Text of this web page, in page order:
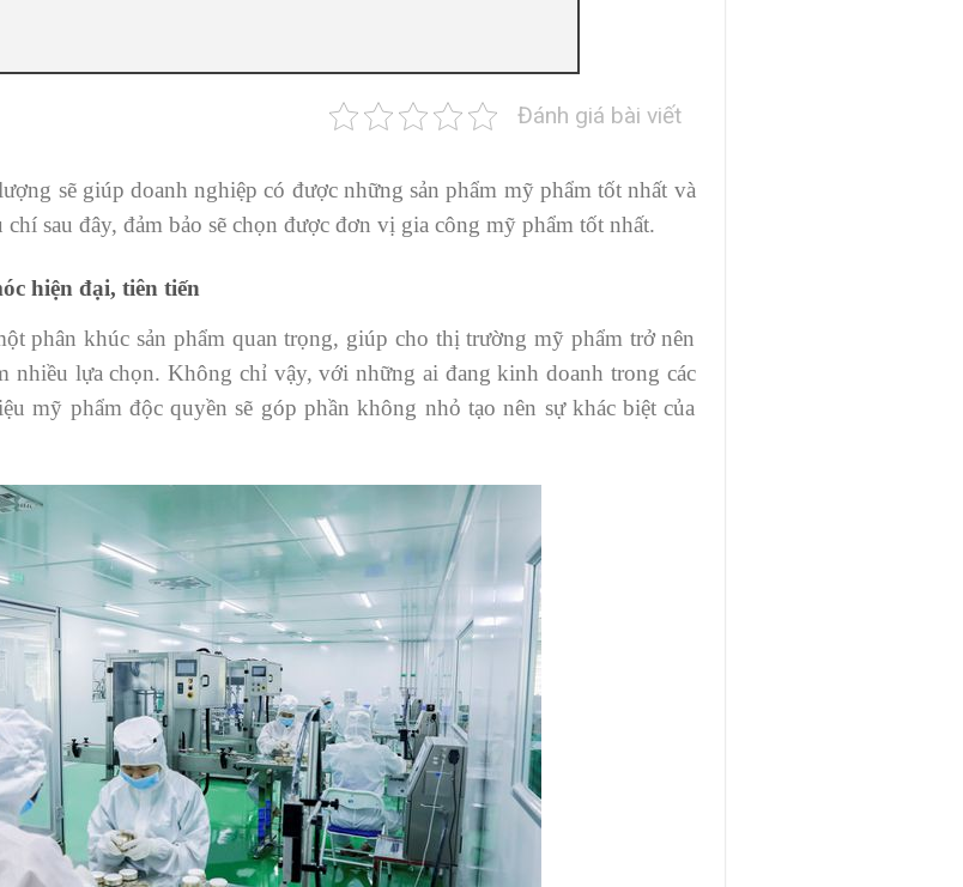
Đánh giá bài viết
sẽ giúp doanh nghiệp có được những sản phẩm mỹ phẩm tốt nhất và
sau đây, đảm bảo sẽ chọn được đơn vị gia công mỹ phẩm tốt nhất.
hiện đại, tiên tiến
phân khúc sản phẩm quan trọng, giúp cho thị trường mỹ phẩm trở nên
nhiều lựa chọn. Không chỉ vậy, với những ai đang kinh doanh trong các
mỹ phẩm độc quyền sẽ góp phần không nhỏ tạo nên sự khác biệt của